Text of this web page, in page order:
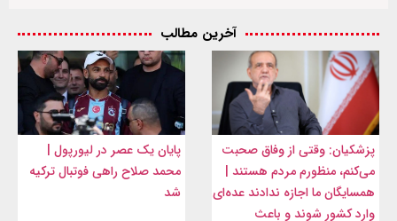
آخرین مطالب
پزشکیان: وقتی از وفاق صحبت
می‌کنم، منظورم مردم هستند |
همسایگان ما اجازه ندادند عده‌ای
وارد کشور شوند و باعث
پایان یک عصر در لیورپول |
محمد صلاح راهی فوتبال ترکیه
شد